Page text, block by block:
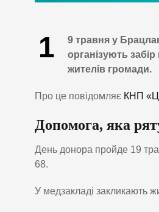
1 9 травня у
організують
жителів громади.
Про це повідомляє КНП
Допомога, яка
День донора пройде 19
68.
У медзакладі закликають